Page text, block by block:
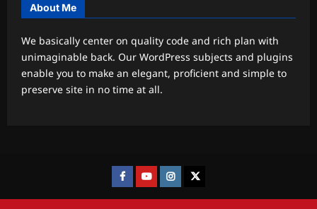
About Me
We basically center on quality code and rich plan with
unimaginable back. Our WordPress subjects and plugins
enable you to make an elegant, proficient and simple to
preserve site in no time at all.
FacebookYoutubeInstagram
twitter